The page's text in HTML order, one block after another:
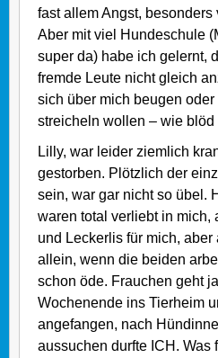
fast allem Angst,
Aber mit viel Hundeschule
super da) habe ich gelernt,
fremde Leute nicht gleich
sich über mich beugen
streicheln wollen – wie blöd
Lilly, war leider ziemlich
gestorben. Plötzlich der
sein, war gar nicht so übel.
waren total verliebt in mich,
und Leckerlis für mich,
allein, wenn die beiden
schon öde. Frauchen geht
Wochenende ins Tierheim
angefangen, nach
aussuchen durfte ICH. Was